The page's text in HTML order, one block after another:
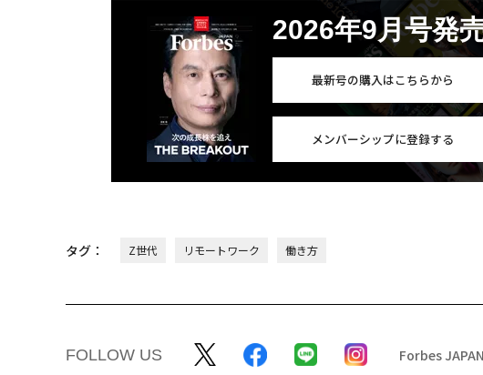
2026年9月号発
最新号の購入はこちらから
メンバーシップに登録する
タグ： Z世代 リモートワーク 働き方
FOLLOW US Forbes